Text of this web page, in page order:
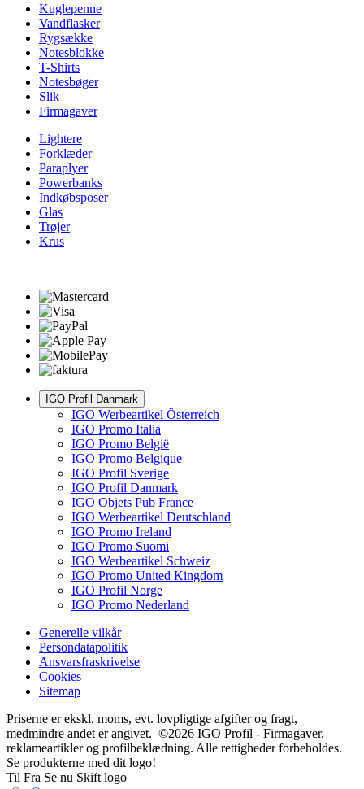
Kuglepenne
Vandflasker
Rygsække
Notesblokke
T-Shirts
Notesbøger
Slik
Firmagaver
Lightere
Forklæder
Paraplyer
Powerbanks
Indkøbsposer
Glas
Trøjer
Krus
IGO Profil Danmark
IGO Werbeartikel Österreich
IGO Promo Italia
IGO Promo België
IGO Promo Belgique
IGO Profil Sverige
IGO Profil Danmark
IGO Objets Pub France
IGO Werbeartikel Deutschland
IGO Promo Ireland
IGO Promo Suomi
IGO Werbeartikel Schweiz
IGO Promo United Kingdom
IGO Profil Norge
IGO Promo Nederland
Generelle vilkår
Persondatapolitik
Ansvarsfraskrivelse
Cookies
Sitemap
Priserne er ekskl. moms, evt. lovpligtige afgifter og fragt,
medmindre andet er angivet. ©2026 IGO Profil - Firmagaver,
reklameartikler og profilbeklædning. Alle rettigheder forbeholdes.
Se produkterne med dit logo!
Til Fra Se nu Skift logo